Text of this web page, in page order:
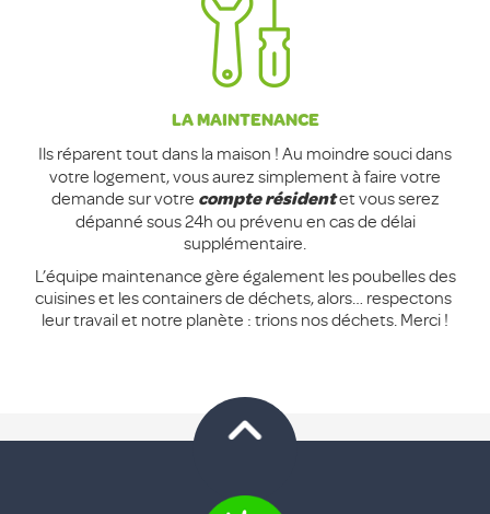
LA MAINTENANCE
Ils réparent tout dans la maison ! Au moindre souci dans
votre logement, vous aurez simplement à faire votre
demande sur votre compte résidentet vous serez
dépanné sous 24h ou prévenu en cas de délai
supplémentaire.
L’équipe maintenance gère également les poubelles des
cuisines et les containers de déchets, alors… respectons
leur travail et notre planète : trions nos déchets. Merci !